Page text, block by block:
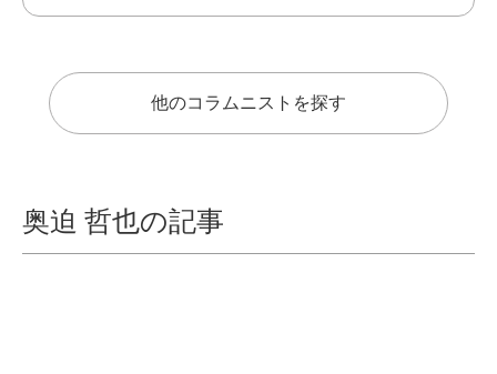
他のコラムニストを探す
奥迫 哲也の記事